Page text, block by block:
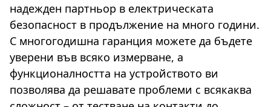
надежден партньор в електрическата
безопасност в продължение на много години.
С многогодишна гаранция можете да бъдете
уверени във всяко измерване, а
функционалността на устройството ви
позволява да решавате проблеми с всякаква